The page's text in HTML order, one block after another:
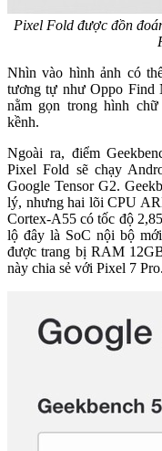
Pixel Fold được đồn
Nhìn vào hình ảnh có
tương tự như Oppo Find
nằm gọn trong hình
kềnh.
Ngoài ra, điểm
Pixel Fold sẽ chạy
Google Tensor G2.
lý, nhưng hai lõi CPU
Cortex-A55 có tốc độ
lộ đây là SoC nội bộ
được trang bị RAM
này chia sẻ với Pixel 7 Pro.